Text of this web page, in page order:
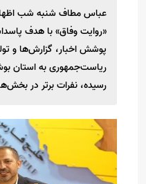
عباس مطاف شنبه شب
«روایت وفاق» با هدف
پوشش اخبار، گزارش‌ها و
ریاست‌جمهوری به استان
رسیده، نفرات برتر در